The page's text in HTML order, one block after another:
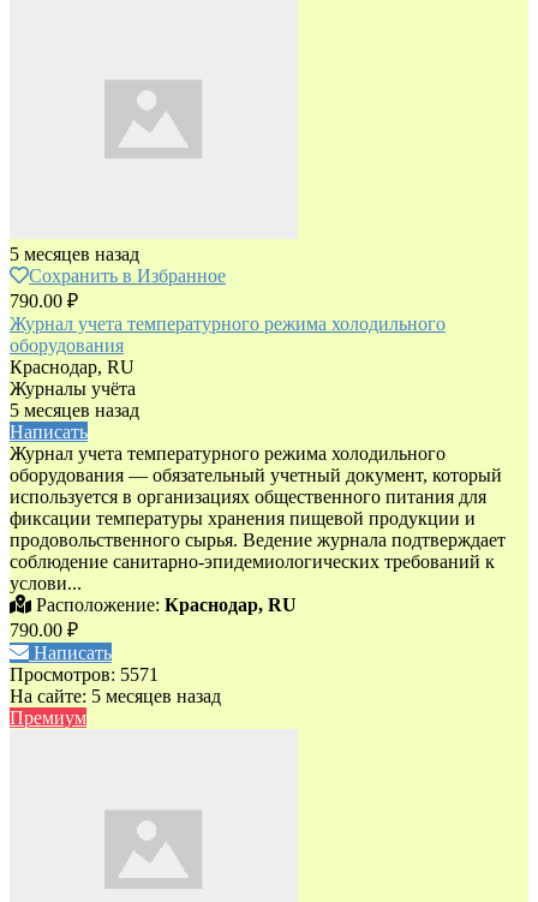
5 месяцев назад
Сохранить в Избранное
790.00 ₽
Журнал учета температурного режима холодильного
оборудования
Краснодар, RU
Журналы учёта
5 месяцев назад
Написать
Журнал учета температурного режима холодильного
оборудования — обязательный учетный документ, который
используется в организациях общественного питания для
фиксации температуры хранения пищевой продукции и
продовольственного сырья. Ведение журнала подтверждает
соблюдение санитарно-эпидемиологических требований к
услови...
Расположение: Краснодар, RU
790.00 ₽
Написать
Просмотров: 5571
На сайте: 5 месяцев назад
Премиум